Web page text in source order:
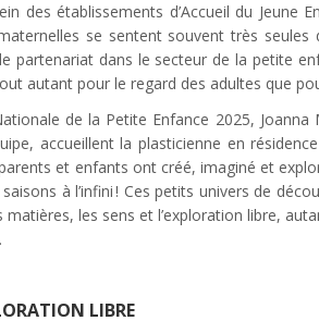
des établissements d’Accueil du Jeune
se sentent souvent très
partenariat dans le secteur de la petite
autant pour le regard des adultes que
de la Petite Enfance 2025,
accueillent la plasticienne en
et enfants ont créé, imaginé et
à l’infini ! Ces petits univers de
matières, les sens et l’exploration libre,
LIBRE